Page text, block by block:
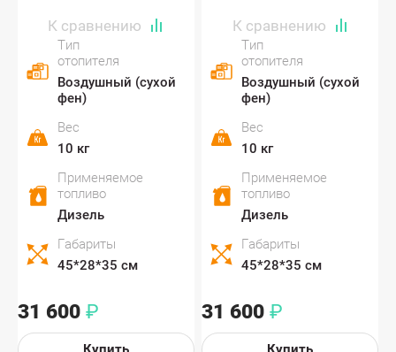
Тип
отопителя
Воздушный (сухой
фен)
Вес
10 кг
Применяемое
топливо
Дизель
Габариты
45*28*35 см
31 600 ₽
Тип
отопителя
Воздушный (сухой
фен)
Вес
10 кг
Применяемое
топливо
Дизель
Габариты
45*28*35 см
31 600 ₽